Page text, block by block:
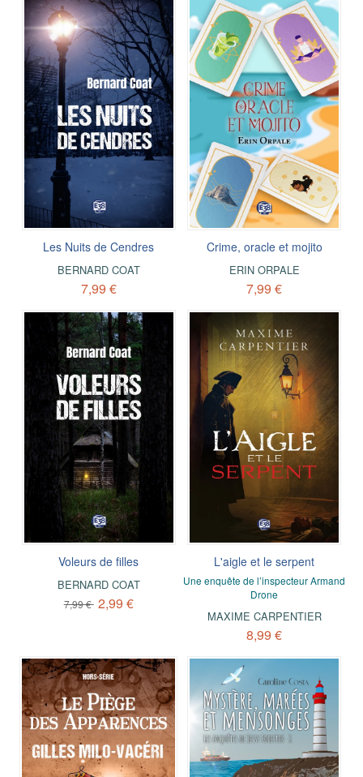
Les Nuits de Cendres
BERNARD COAT
7,99 €
Crime, oracle et mojito
ERIN ORPALE
7,99 €
Voleurs de filles
BERNARD COAT
7,99 € 2,99 €
L'aigle et le serpent
Une enquête de l’inspecteur Armand
Drone
MAXIME CARPENTIER
8,99 €